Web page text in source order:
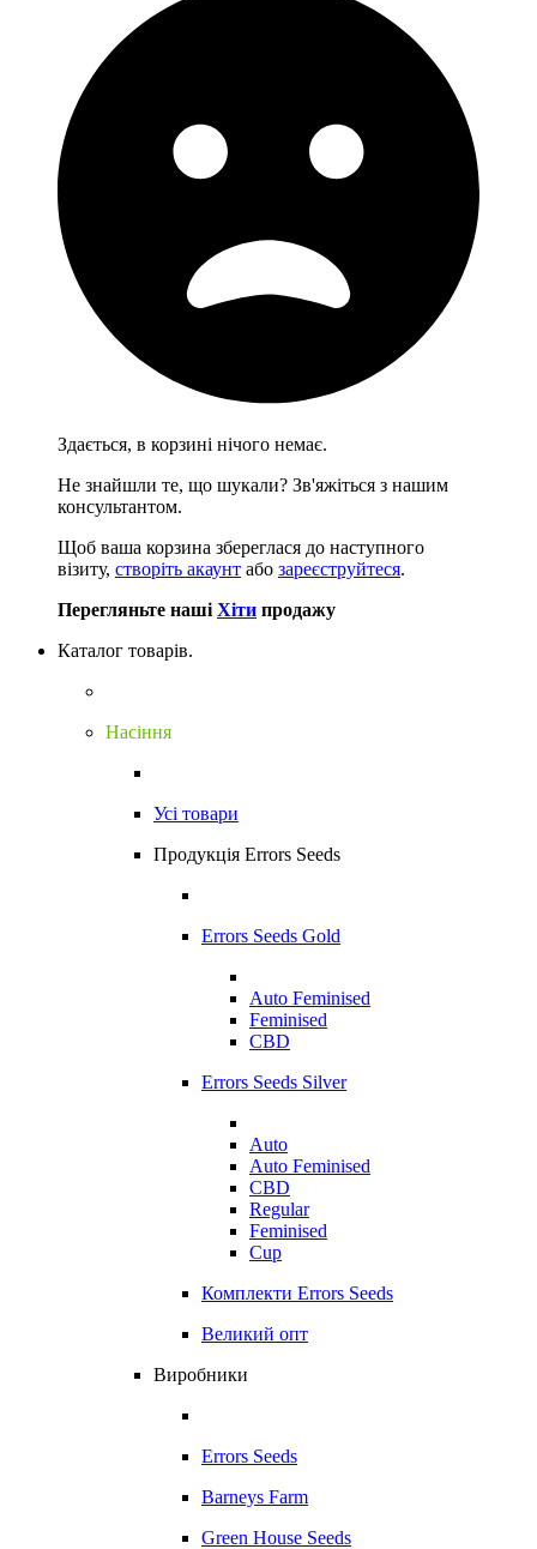
Здається, в корзині нічого немає.
Не знайшли те, що шукали? Зв'яжіться з нашим
консультантом.
Щоб ваша корзина збереглася до наступного
візиту, створіть акаунт або зареєструйтеся.
Перегляньте наші Хіти продажу
Каталог товарів.
Насіння
Усі товари
Продукція Errors Seeds
Errors Seeds Gold
Auto Feminised
Feminised
CBD
Errors Seeds Silver
Auto
Auto Feminised
CBD
Regular
Feminised
Cup
Комплекти Errors Seeds
Великий опт
Виробники
Errors Seeds
Barneys Farm
Green House Seeds